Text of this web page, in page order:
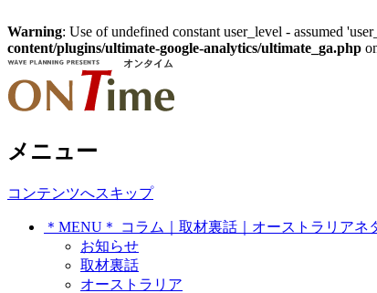
Warning: Use of undefined constant user_level - assumed
content/plugins/ultimate-google-analytics/ultimate_ga.php
On Time ～ オンタイム シ
オーストラリア・シドニー在住、ト
メニュー
コンテンツへスキップ
＊MENU＊ コラム｜取材裏話｜オーストラリアネ
お知らせ
取材裏話
オーストラリア